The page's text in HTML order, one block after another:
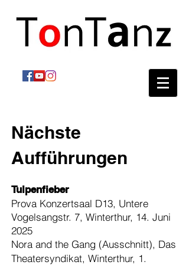
Nächste
Aufführungen
Tulpenfieber
Prova Konzertsaal D13, Untere
Vogelsangstr. 7, Winterthur, 14. Juni
2025
Nora and the Gang (Ausschnitt), Das
Theatersyndikat, Winterthur, 1.